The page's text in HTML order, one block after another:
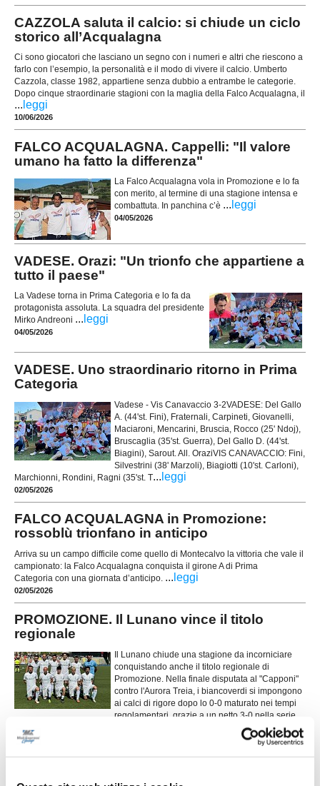
CAZZOLA saluta il calcio: si chiude un ciclo
storico all’Acqualagna
Ci sono giocatori che lasciano un segno con i numeri e altri che riescono a
farlo con l’esempio, la personalità e il modo di vivere il calcio. Umberto
Cazzola, classe 1982, appartiene senza dubbio a entrambe le categorie.
Dopo cinque straordinarie stagioni con la maglia della Falco Acqualagna, il
... leggi
10/06/2026
FALCO ACQUALAGNA. Cappelli: "Il valore
umano ha fatto la differenza"
La Falco Acqualagna vola in Promozione e lo fa
con merito, al termine di una stagione intensa e
combattuta. In panchina c’è ... leggi
04/05/2026
VADESE. Orazi: "Un trionfo che appartiene a
tutto il paese"
La Vadese torna in Prima Categoria e lo fa da
protagonista assoluta. La squadra del presidente
Mirko Andreoni ... leggi
04/05/2026
VADESE. Uno straordinario ritorno in Prima
Categoria
Vadese - Vis Canavaccio 3-2VADESE: Del Gallo
A. (44'st. Fini), Fraternali, Carpineti, Giovanelli,
Maciaroni, Mencarini, Bruscia, Rocco (25' Ndoj),
Bruscaglia (35'st. Guerra), Del Gallo D. (44'st.
Biagini), Sarout. All. OraziVIS CANAVACCIO: Fini,
Silvestrini (38' Marzoli), Biagiotti (10'st. Carloni),
Marchionni, Rondini, Ragni (35'st. T... leggi
02/05/2026
FALCO ACQUALAGNA in Promozione:
rossoblù trionfano in anticipo
Arriva su un campo difficile come quello di Montecalvo la vittoria che vale il
campionato: la Falco Acqualagna conquista il girone A di Prima
Categoria con una giornata d’anticipo. ... leggi
02/05/2026
PROMOZIONE. Il Lunano vince il titolo
regionale
Il Lunano chiude una stagione da incorniciare
conquistando anche il titolo regionale di
Promozione. Nella finale disputata al "Capponi"
contro l'Aurora Treia, i biancoverdi si impongono
ai calci di rigore dopo lo 0-0 maturato nei tempi
regolamentari, grazie a un netto 3-0 nella serie
dagli undici metri. La sfida si mantiene equilibrata e su buoni ritmi per tutti i
novan...
TRECASTELLI, traguardo raggiunto: la